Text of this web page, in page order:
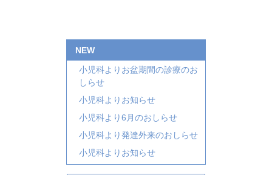
NEW
小児科よりお盆期間の診療のお
しらせ
小児科よりお知らせ
小児科より6月のおしらせ
小児科より発達外来のおしらせ
小児科よりお知らせ